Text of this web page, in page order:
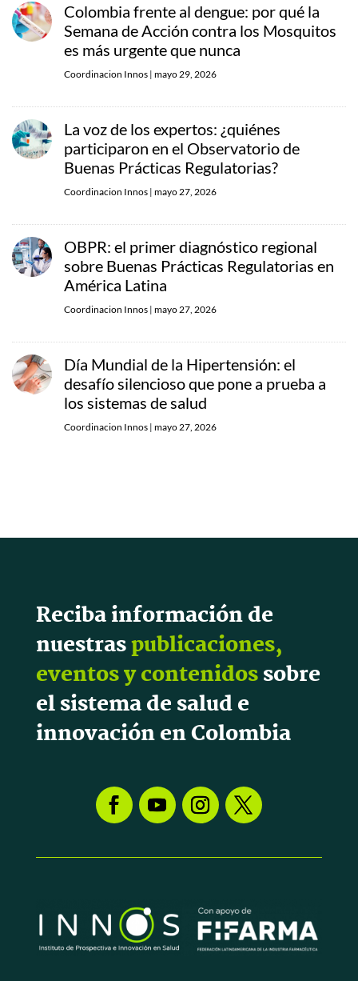
Colombia frente al dengue: por qué la
Semana de Acción contra los Mosquitos
es más urgente que nunca
Coordinacion Innos | mayo 29, 2026
La voz de los expertos: ¿quiénes
participaron en el Observatorio de
Buenas Prácticas Regulatorias?
Coordinacion Innos | mayo 27, 2026
OBPR: el primer diagnóstico regional
sobre Buenas Prácticas Regulatorias en
América Latina
Coordinacion Innos | mayo 27, 2026
Día Mundial de la Hipertensión: el
desafío silencioso que pone a prueba a
los sistemas de salud
Coordinacion Innos | mayo 27, 2026
Reciba información de
nuestraspublicaciones,
eventos y contenidossobre
el sistema de salud e
innovación en Colombia